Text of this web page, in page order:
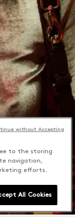
to the storing
navigation,
efforts.
All Cookies
without Accepting